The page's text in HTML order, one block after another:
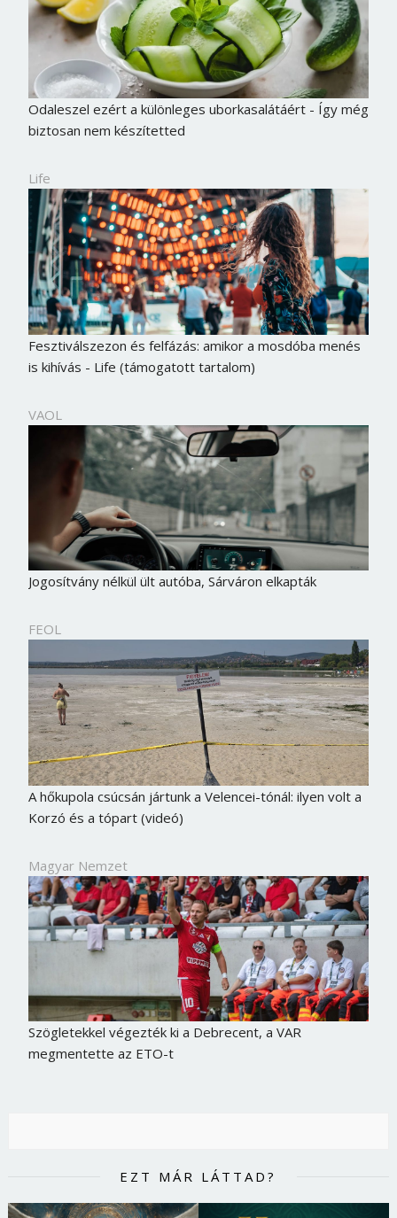
Odaleszel ezért a különleges uborkasalátáért - Így még
biztosan nem készítetted
Life
Fesztiválszezon és felfázás: amikor a mosdóba menés
is kihívás - Life (támogatott tartalom)
VAOL
Jogosítvány nélkül ült autóba, Sárváron elkapták
FEOL
A hőkupola csúcsán jártunk a Velencei-tónál: ilyen volt a
Korzó és a tópart (videó)
Magyar Nemzet
Szögletekkel végezték ki a Debrecent, a VAR
megmentette az ETO-t
EZT MÁR LÁTTAD?
Jelszó
Mégse Bejelentkezés